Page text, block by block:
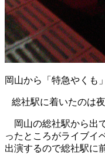
岡山から「特急やくも
総社駅に着いたのは
岡山の総社駅から出
ったところがライブイ
出演するので総社駅に